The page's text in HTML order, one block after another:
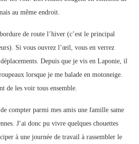
au même endroit.
de route l’hiver (c’est le principal
Si vous ouvrez l’œil, vous en verrez
Depuis que je vis en Laponie, il
lorsque je me balade en motoneige.
de les voir tous ensemble.
de compter parmi mes amis une famille same
J’ai donc pu vivre quelques chouettes
à une journée de travail à rassembler le